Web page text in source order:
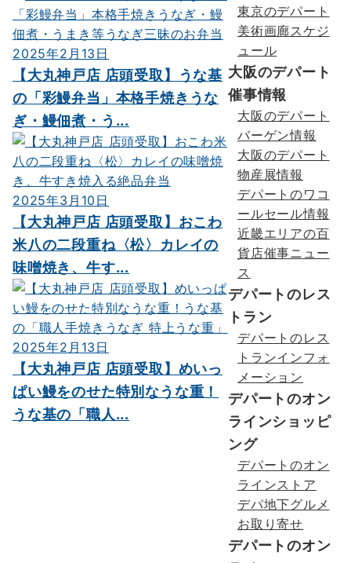
2025年2月13日
【大丸神戸店 店頭受取】うな基
の「彩鰻弁当」本格手焼きうな
ぎ・鰻佃煮・う...
2025年3月10日
【大丸神戸店 店頭受取】おこわ
米八の二段重ね〈松〉カレイの
味噌焼き、牛す...
2025年2月13日
【大丸神戸店 店頭受取】めいっ
ぱい鰻をのせた特別なうな重！
うな基の「職人...
東京のデパート
美術画廊スケジ
ュール
大阪のデパート
催事情報
大阪のデパート
バーゲン情報
大阪のデパート
物産展情報
デパートのワコ
ールセール情報
近畿エリアの百
貨店催事ニュー
ス
デパートのレス
トラン
デパートのレス
トランインフォ
メーション
デパートのオン
ラインショッピ
ング
デパートのオン
ラインストア
デパ地下グルメ
お取り寄せ
デパートのオン